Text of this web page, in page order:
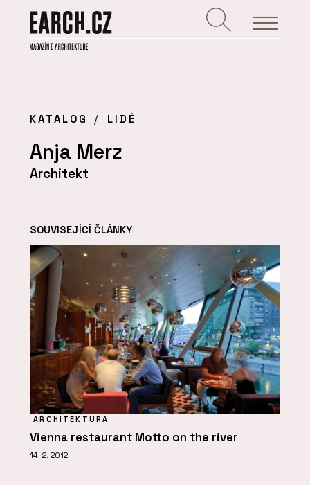
KATALOG LIDÉ
Anja Merz
Architekt
SOUVISEJÍCÍ ČLÁNKY
ARCHITEKTURA
Vienna restaurant Motto on the river
14. 2. 2012